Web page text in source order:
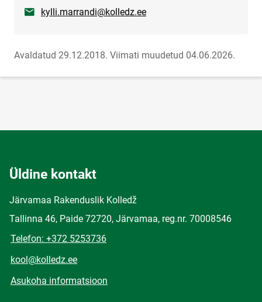
E-postkylli.marrandi@kolledz.ee
Avaldatud 29.12.2018. Viimati muudetud 04.06.2026.
Üldine kontakt
Järvamaa Rakenduslik Kolledž
Tallinna 46, Paide 72720, Järvamaa, reg.nr. 70008546
Telefon: +372 5253736
kool@kolledz.ee
Asukoha informatsioon